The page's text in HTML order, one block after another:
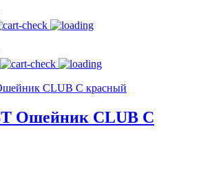
Ошейник CLUB C